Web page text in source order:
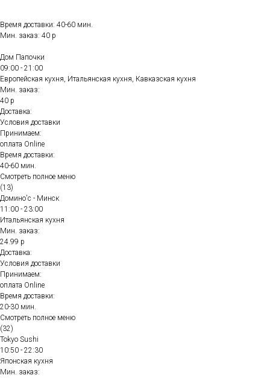
Время доставки: 40-60 мин.
Мин. заказ: 40 р
Дом Папочки
09:00 - 21:00
Европейская кухня, Итальянская кухня, Кавказская кухня
Мин. заказ:
40 р
Доставка:
Условия доставки
Принимаем:
оплата Online
Время доставки:
40-60 мин.
Смотреть полное меню
(13)
Домино'с - Минск
11:00 - 23:00
Итальянская кухня
Мин. заказ:
24.99 р
Доставка:
Условия доставки
Принимаем:
оплата Online
Время доставки:
20-30 мин.
Смотреть полное меню
(32)
Tokyo Sushi
10:50 - 22:30
Японская кухня
Мин. заказ: